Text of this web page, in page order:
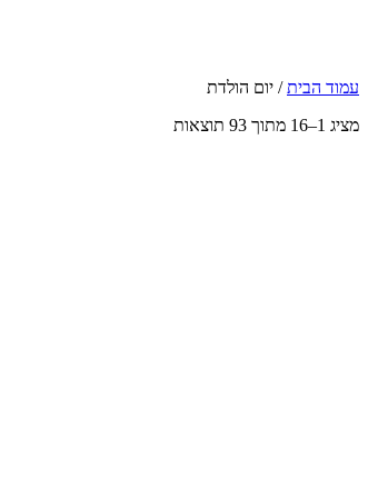
עמוד הבית/ יום הולדת
מציג 1–16 מתוך 93 תוצאות